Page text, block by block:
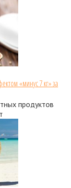
«минус 7 кг» за
продуктов